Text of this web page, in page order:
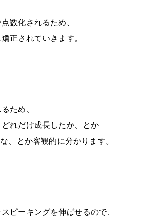
数化されるため、
正されていきます。
ため、
れだけ成長したか、とか
、とか客観的に分かります。
ピーキングを伸ばせるので、